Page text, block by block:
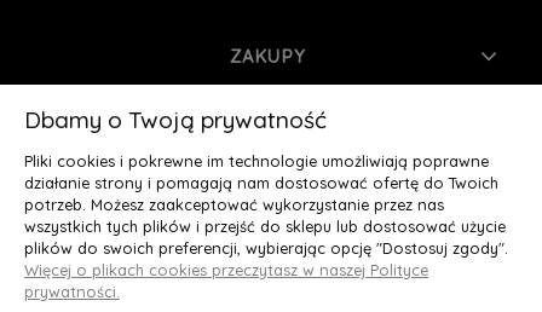
ZAKUPY
INFORMACJE
MOJE KONTO
O NAS
Deluxury.pl
Dbamy o Twoją prywatność
Pliki cookies i pokrewne im technologie umożliwiają poprawne
działanie strony i pomagają nam dostosować ofertę do Twoich
potrzeb. Możesz zaakceptować wykorzystanie przez nas
wszystkich tych plików i przejść do sklepu lub dostosować użycie
plików do swoich preferencji, wybierając opcję "Dostosuj zgody".
Więcej o plikach cookies przeczytasz w naszej Polityce
prywatności.